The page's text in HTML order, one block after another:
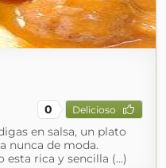
0 Delicioso
en salsa, un plato
nunca de moda.
rica y sencilla (...)